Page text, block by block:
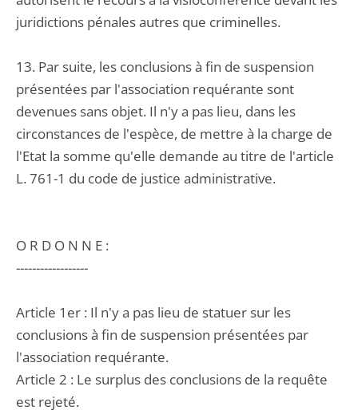
juridictions pénales autres que criminelles.
13. Par suite, les conclusions à fin de suspension
présentées par l'association requérante sont
devenues sans objet. Il n'y a pas lieu, dans les
circonstances de l'espèce, de mettre à la charge de
l'Etat la somme qu'elle demande au titre de l'article
L. 761-1 du code de justice administrative.
O R D O N N E :
------------------
Article 1er : Il n'y a pas lieu de statuer sur les
conclusions à fin de suspension présentées par
l'association requérante.
Article 2 : Le surplus des conclusions de la requête
est rejeté.